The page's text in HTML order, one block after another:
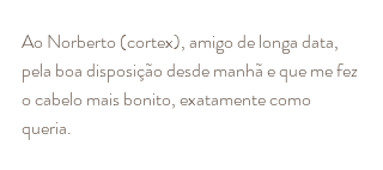
Ao Norberto (cortex), amigo de longa data,
pela boa disposição desde manhã e que me fez
o cabelo mais bonito, exatamente como
queria.